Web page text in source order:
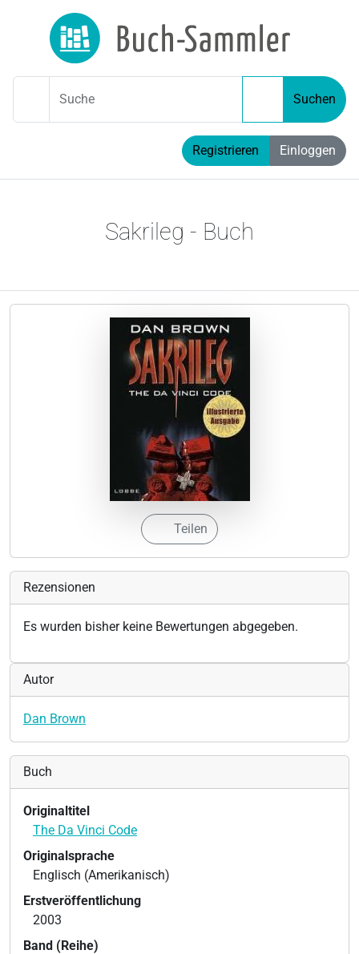
Suche Suchen
Registrieren Einloggen
Sakrileg - Buch
Teilen
Rezensionen
Es wurden bisher keine Bewertungen abgegeben.
Autor
Dan Brown
Buch
Originaltitel
The Da Vinci Code
Originalsprache
Englisch (Amerikanisch)
Erstveröffentlichung
2003
Band (Reihe)